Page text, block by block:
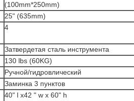
(100mm*250mm)
25" (635mm)
4
Затвердетая сталь инструмента
130 lbs (60KG)
Ручной/гидровлический
Заминка 3 пунктов
40" l x42 " w x 60" h